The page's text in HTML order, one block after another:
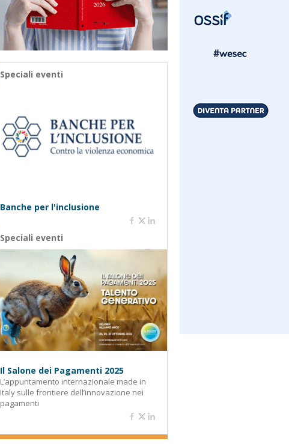
Speciali eventi
Banche per l'inclusione
Speciali eventi
Il Salone dei Pagamenti 2025
L’appuntamento internazionale made in
Italy sulle frontiere dell’innovazione nei
pagamenti